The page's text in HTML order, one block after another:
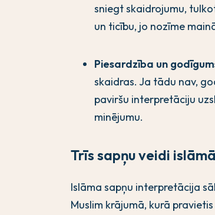
sniegt skaidrojumu,
un ticību, jo nozīme
Piesardzība un
skaidras. Ja tādu nav,
paviršu interpretāciju
minējumu.
Trīs sapņu veidi islāmā
Islāma sapņu interpretācija
Muslim krājumā, kurā